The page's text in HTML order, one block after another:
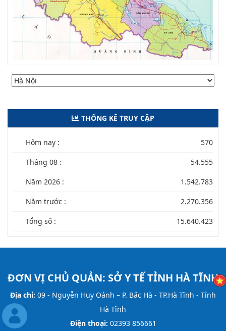
THỐNG KÊ TRUY CẬP
Hôm nay : 570
Tháng 08 : 54.555
Năm 2026 : 1.542.783
Năm trước : 2.270.356
Tổng số : 15.640.423
ĐƠN VỊ CHỦ QUẢN: SỞ Y TẾ TỈNH HÀ TĨNH
Địa chỉ: 09 - Nguyễn Huy Oánh – P. Bắc Hà - TP.Hà Tĩnh - Tỉnh
Hà Tĩnh
Điện thoại: 02393 856661